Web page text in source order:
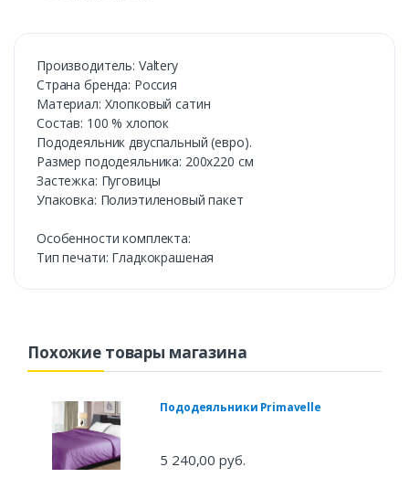
Производитель: Valtery
Страна бренда: Россия
Материал: Хлопковый сатин
Состав: 100 % хлопок
Пододеяльник двуспальный (евро).
Размер пододеяльника: 200х220 см
Застежка: Пуговицы
Упаковка: Полиэтиленовый пакет
Особенности комплекта:
Тип печати: Гладкокрашеная
Похожие товары магазина
Пододеяльники Primavelle
5 240,00 руб.